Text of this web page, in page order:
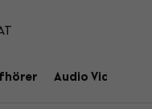
Audio Video